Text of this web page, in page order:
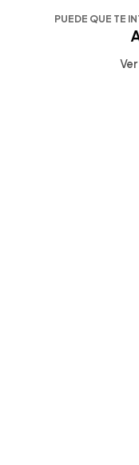
PUEDE QUE TE